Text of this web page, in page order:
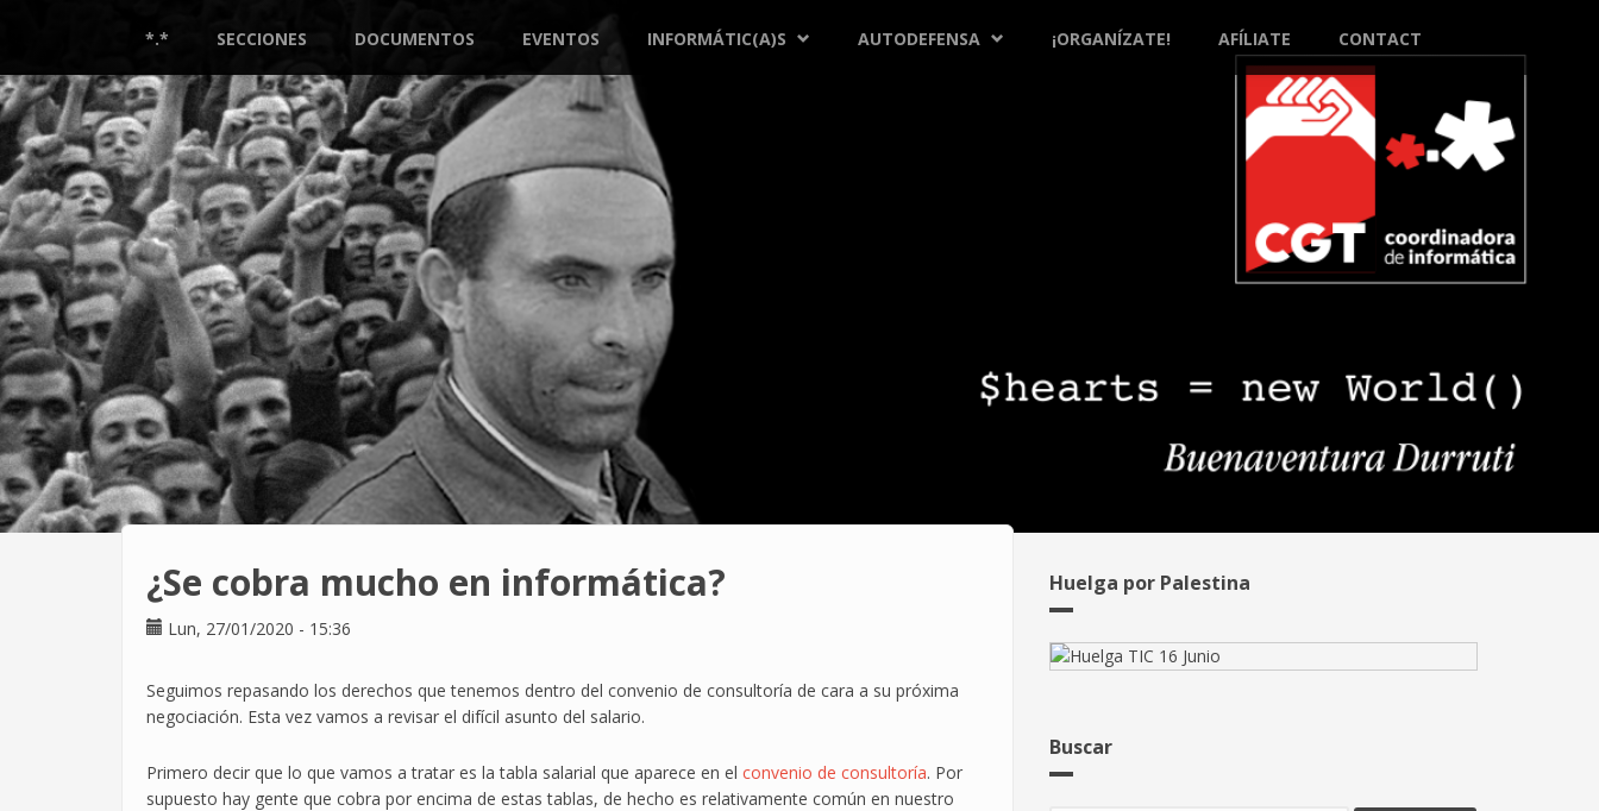
principal
*.* SECCIONES DOCUMENTOS EVENTOS INFORMÁTIC(A)S AUTODEFENSA ¡ORGANÍZATE! AFÍLIATE CONTACT
¿Se cobra mucho en informática?
Lun, 27/01/2020 - 15:36
Seguimos repasando los derechos que tenemos dentro del convenio de consultoría de cara a su próxima
negociación. Esta vez vamos a revisar el difícil asunto del salario.
Primero decir que lo que vamos a tratar es la tabla salarial que aparece en el convenio de consultoría. Por
supuesto hay gente que cobra por encima de estas tablas, de hecho es relativamente común en nuestro
Huelga por Palestina
Buscar